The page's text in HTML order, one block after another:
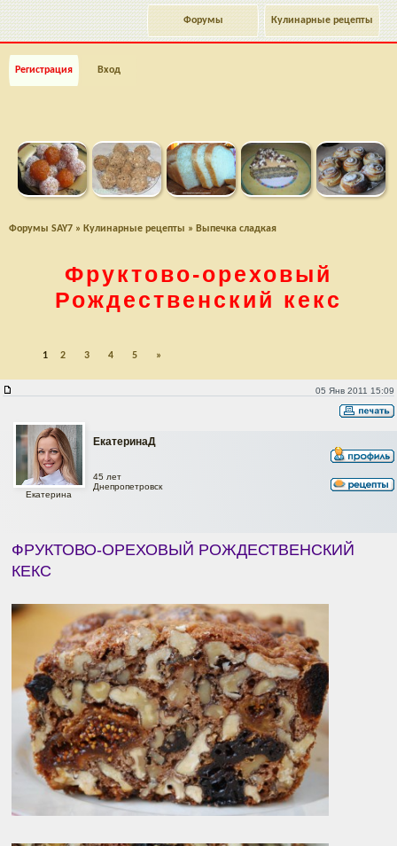
Кулинарные рецепты
Форумы
Регистрация Вход
Форумы SAY7 » Кулинарные рецепты » Выпечка сладкая
Фруктово-ореховый
Рождественский кекс
1 2 3 4 5 »
05 Янв 2011 15:09
ЕкатеринаД
Екатерина
45 лет
Днепропетровск
ФРУКТОВО-ОРЕХОВЫЙ РОЖДЕСТВЕНСКИЙ
КЕКС